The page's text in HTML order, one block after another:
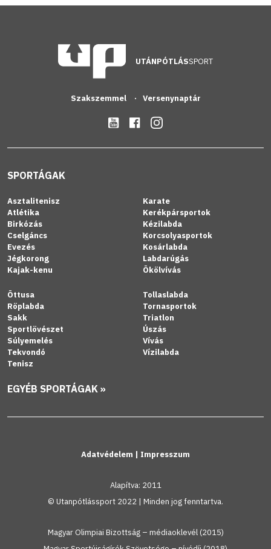
UTÁNPÓTLÁSSPORT
Szakszemmel Versenynaptár
SPORTÁGAK
Asztalitenisz
Atlétika
Birkózás
Cselgáncs
Evezés
Jégkorong
Kajak-kenu
Karate
Kerékpársportok
Kézilabda
Korcsolyasportok
Kosárlabda
Labdarúgás
Ökölvívás
Öttusa
Röplabda
Sakk
Sportlövészet
Súlyemelés
Tekvondó
Tenisz
Tollaslabda
Tornasportok
Triatlon
Úszás
Vívás
Vízilabda
EGYÉB SPORTÁGAK »
Adatvédelem | Impresszum
Alapítva: 2011
© Utanpótlássport 2022 | Minden jog fenntartva.
Magyar Olimpiai Bizottság – médiaoklevél (2015)